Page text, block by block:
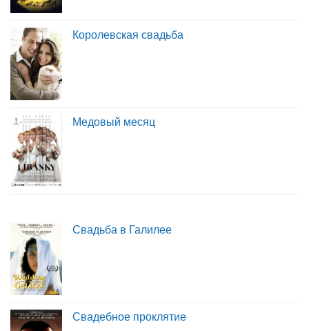
Королевская свадьба
Медовый месяц
Свадьба в Галилее
Свадебное проклятие